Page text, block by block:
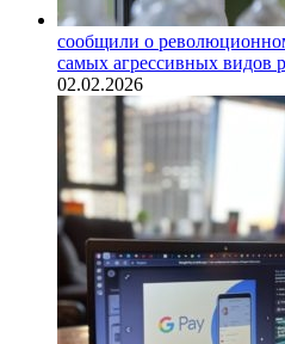
сообщили о
самых агрессивных видов
02.02.2026